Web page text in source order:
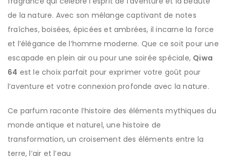
de la nature. Avec son mélange captivant de notes
fraîches, boisées, épicées et ambrées, il incarne la force
et l’élégance de l’homme moderne. Que ce soit pour une
escapade en plein air ou pour une soirée spéciale, Qiwa
64 est le choix parfait pour exprimer votre goût pour
l’aventure et votre connexion profonde avec la nature.
Ce parfum raconte l’histoire des éléments mythiques du
monde antique et naturel, une histoire de
transformation, un croisement des éléments entre la
terre, l’air et l’eau